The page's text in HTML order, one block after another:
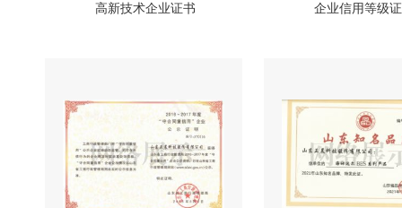
高新技术企业证书 企业信用等级